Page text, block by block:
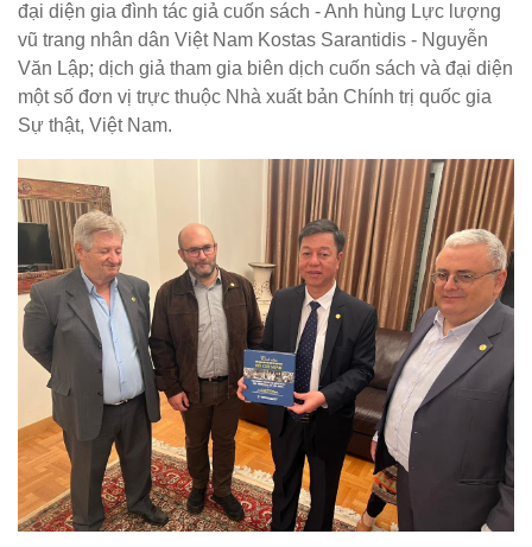
đại diện gia đình tác giả cuốn sách - Anh hùng Lực lượng
vũ trang nhân dân Việt Nam Kostas Sarantidis - Nguyễn
Văn Lập; dịch giả tham gia biên dịch cuốn sách và đại diện
một số đơn vị trực thuộc Nhà xuất bản Chính trị quốc gia
Sự thật, Việt Nam.